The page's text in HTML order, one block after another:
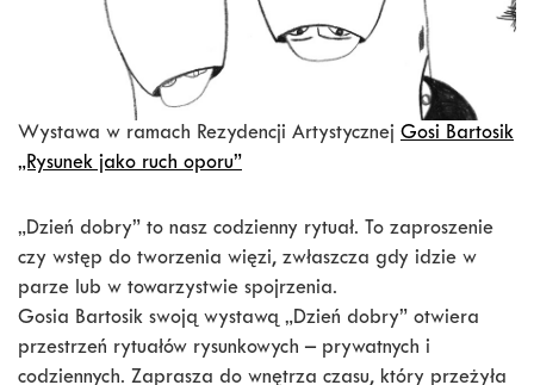
Wystawa w ramach Rezydencji Artystycznej Gosi Bartosik
„Rysunek jako ruch oporu”
„Dzień dobry” to nasz codzienny rytuał. To zaproszenie
czy wstęp do tworzenia więzi, zwłaszcza gdy idzie w
parze lub w towarzystwie spojrzenia.
Gosia Bartosik swoją wystawą „Dzień dobry” otwiera
przestrzeń rytuałów rysunkowych – prywatnych i
codziennych. Zaprasza do wnętrza czasu, który przeżyła